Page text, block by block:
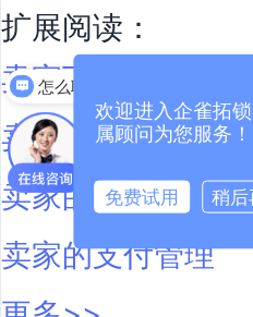
扩展阅读：
卖家下单并建款教
卖家的款式管理
卖家的账单管理
卖家的支付管理
怎么联系
欢迎进入企雀拓
属顾问为您服务！
免费试用 稍